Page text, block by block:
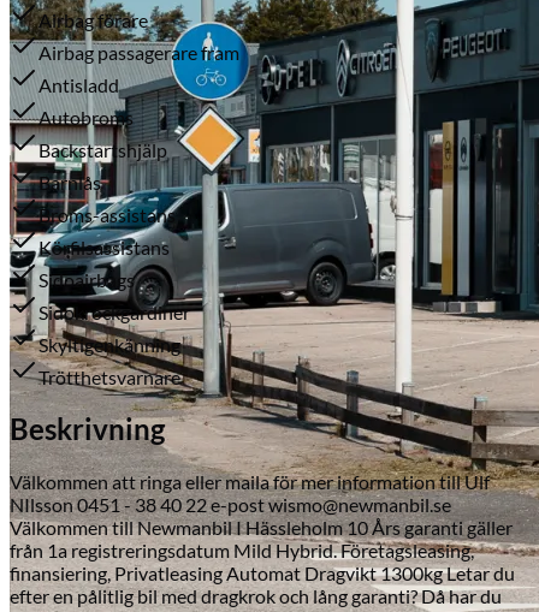
Serviceverkstad
Airbag förare
Airbag passagerare fram
Antisladd
Autobroms
Backstartshjälp
Barnlås
Broms-assistans
Körfilsassistans
Sidoairbags
Sidokrockgardiner
Skyltigenkänning
Trötthetsvarnare
Beskrivning
Välkommen att ringa eller maila för mer information till Ulf
NIlsson 0451 - 38 40 22 e-post wismo@newmanbil.se
Välkommen till Newmanbil I Hässleholm 10 Års garanti gäller
från 1a registreringsdatum Mild Hybrid. Företagsleasing,
finansiering, Privatleasing Automat Dragvikt 1300kg Letar du
efter en pålitlig bil med dragkrok och lång garanti? Då har du